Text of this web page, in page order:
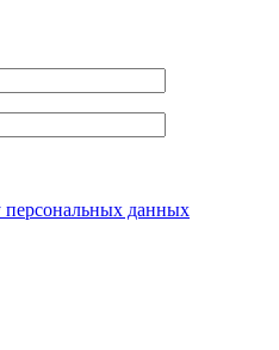
персональных данных